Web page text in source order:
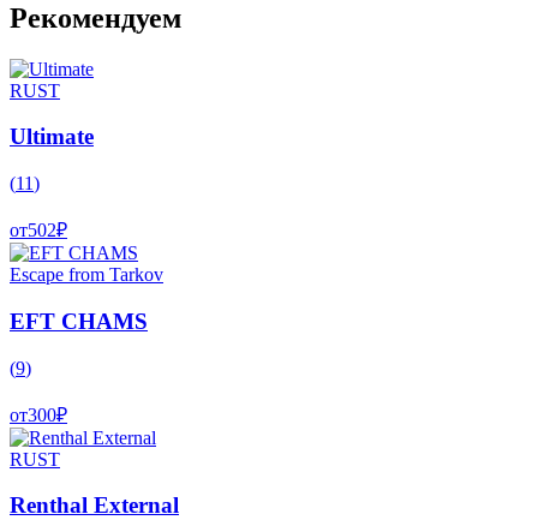
Рекомендуем
RUST
Ultimate
(11)
от502₽
Escape from Tarkov
EFT CHAMS
(9)
от300₽
RUST
Renthal External